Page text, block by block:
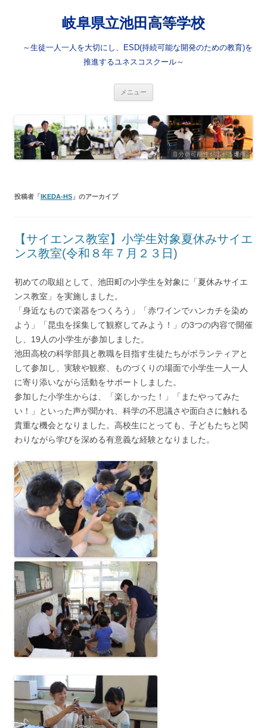
岐阜県立池田高等学校
～生徒一人一人を大切にし、ESD(持続可能な開発のための教育)を
推進するユネスコスクール～
メニュー
ツ
へ
ス
キ
ッ
プ
投稿者「 IKEDA-HS 」のアーカイブ
【サイエンス教室】小学生対象夏休みサイエ
ンス教室(令和８年７月２３日)
初めての取組として、池田町の小学生を対象に「夏休みサイエ
ンス教室」を実施しました。
「身近なもので楽器をつくろう」「赤ワインでハンカチを染め
よう」「昆虫を採集して観察してみよう！」の3つの内容で開催
し、19人の小学生が参加しました。
池田高校の科学部員と教職を目指す生徒たちがボランティアと
して参加し、実験や観察、ものづくりの場面で小学生一人一人
に寄り添いながら活動をサポートしました。
参加した小学生からは、「楽しかった！」「またやってみた
い！」といった声が聞かれ、科学の不思議さや面白さに触れる
貴重な機会となりました。高校生にとっても、子どもたちと関
わりながら学びを深める有意義な経験となりました。